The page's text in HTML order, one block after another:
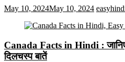
May 10, 2024May 10, 2024
Canada Facts in Hindi :
दिलचस्प बातें